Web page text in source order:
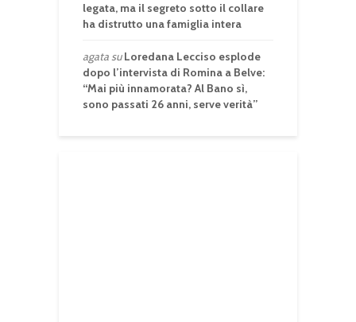
legata, ma il segreto sotto il collare
ha distrutto una famiglia intera
agata suLoredana Lecciso esplode
dopo l’intervista di Romina a Belve:
“Mai più innamorata? Al Bano sì,
sono passati 26 anni, serve verità”